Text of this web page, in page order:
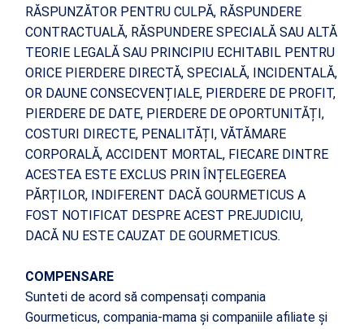
RĂSPUNZĂTOR PENTRU CULPĂ, RĂSPUNDERE
CONTRACTUALĂ, RĂSPUNDERE SPECIALĂ SAU ALTĂ
TEORIE LEGALĂ SAU PRINCIPIU ECHITABIL PENTRU
ORICE PIERDERE DIRECTĂ, SPECIALĂ, INCIDENTALĂ,
OR DAUNE CONSECVENȚIALE, PIERDERE DE PROFIT,
PIERDERE DE DATE, PIERDERE DE OPORTUNITĂȚI,
COSTURI DIRECTE, PENALITĂȚI, VĂTĂMARE
CORPORALĂ, ACCIDENT MORTAL, FIECARE DINTRE
ACESTEA ESTE EXCLUS PRIN ÎNȚELEGEREA
PĂRȚILOR, INDIFERENT DACĂ GOURMETICUS A
FOST NOTIFICAT DESPRE ACEST PREJUDICIU,
DACĂ NU ESTE CAUZAT DE GOURMETICUS.
COMPENSARE
Sunteti de acord să compensați compania
Gourmeticus, compania-mama și companiile afiliate și